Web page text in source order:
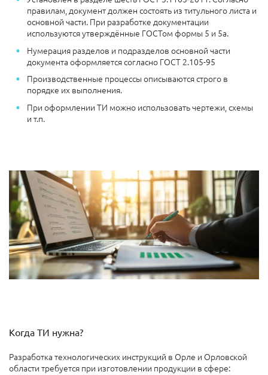
правилам, документ должен состоять из титульного листа и
основной части. При разработке документации
используются утверждённые ГОСТом формы 5 и 5а.
Нумерация разделов и подразделов основной части
документа оформляется согласно ГОСТ 2.105-95
Производственные процессы описываются строго в
порядке их выполнения.
При оформлении ТИ можно использовать чертежи, схемы
и т.п.
Когда ТИ нужна?
Разработка технологических инструкций в Орле и Орловской
области требуется при изготовлении продукции в сфере: